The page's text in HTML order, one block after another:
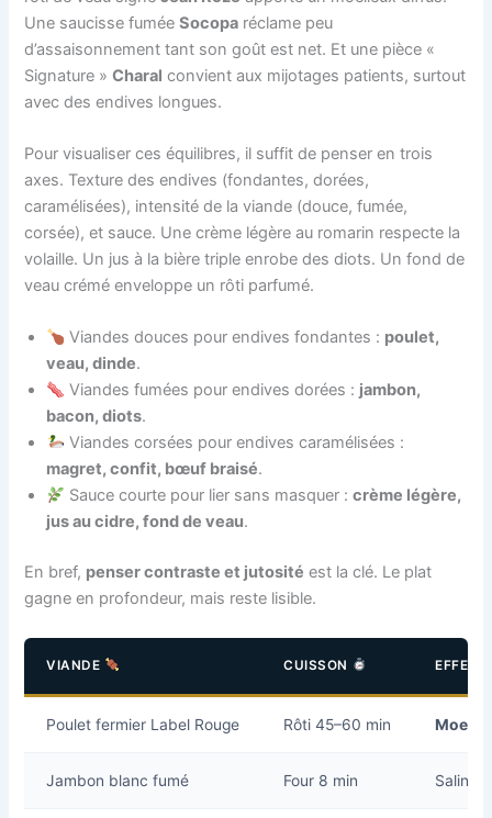
Une saucisse fuméeSocopa réclame peu
d’assaisonnement tant son goût est net. Et une pièce «
Signature »Charal convient aux mijotages patients, surtout
avec des endives longues.
Pour visualiser ces équilibres, il suffit de penser en trois
axes. Texture des endives (fondantes, dorées,
caramélisées), intensité de la viande (douce, fumée,
corsée), et sauce. Une crème légère au romarin respecte la
volaille. Un jus à la bière triple enrobe des diots. Un fond de
veau crémé enveloppe un rôti parfumé.
Viandes douces pour endives fondantes : poulet,
veau, dinde.
Viandes fumées pour endives dorées : jambon,
bacon, diots.
Viandes corsées pour endives caramélisées :
magret, confit, bœuf braisé.
Sauce courte pour lier sans masquer :crème légère,
jus au cidre, fond de veau.
En bref, penser contraste et jutosité est la clé. Le plat
gagne en profondeur, mais reste lisible.
VIANDE CUISSON EFFET
Poulet fermier Label Rouge Rôti 45–60 min
Jambon blanc fumé Four 8 min